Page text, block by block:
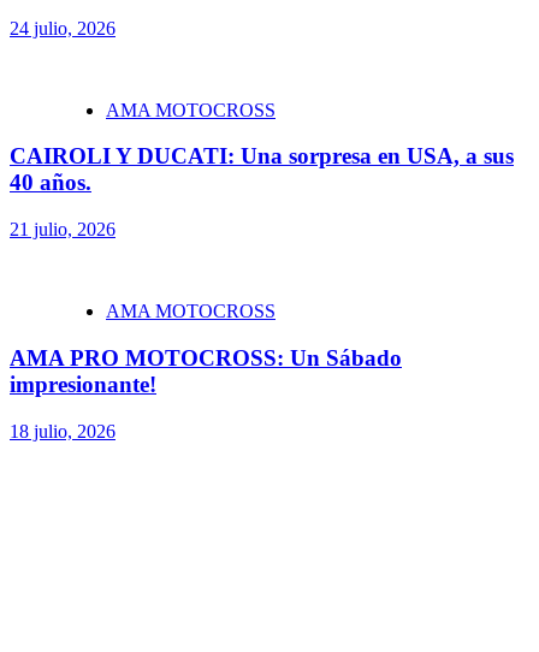
24 julio, 2026
AMA MOTOCROSS
CAIROLI Y DUCATI: Una sorpresa en USA, a sus
40 años.
21 julio, 2026
AMA MOTOCROSS
AMA PRO MOTOCROSS: Un Sábado
impresionante!
18 julio, 2026